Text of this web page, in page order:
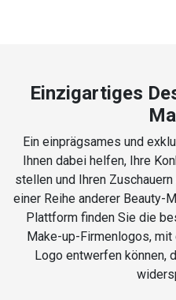
Einzigartiges
Ein einprägsames und
Ihnen dabei helfen, Ihre
stellen und Ihren
einer Reihe anderer Beauty-
Plattform finden Sie die
Make-up-Firmenlogos,
Logo entwerfen können,